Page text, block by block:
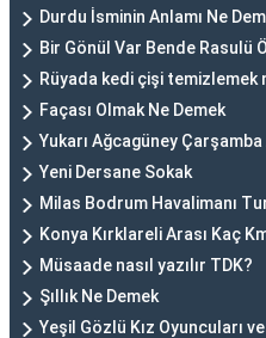
Durdu İsminin Anlamı Ne
Bir Gönül Var Bende Rasulü
Rüyada kedi çişi temizlemek
Façası Olmak Ne Demek
Yukarı Ağcagüney Çarşamba
Yeni Dersane Sokak
Milas Bodrum Havalimanı
Konya Kırklareli Arası Kaç
Müsaade nasıl yazılır TDK?
Şıllık Ne Demek
Yeşil Gözlü Kız Oyuncuları